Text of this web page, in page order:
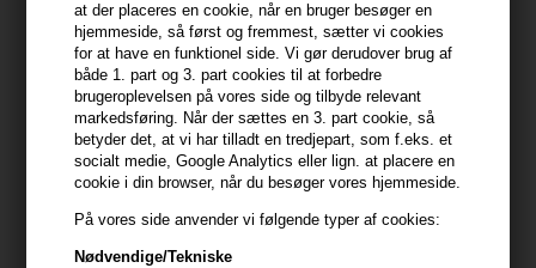
at der placeres en cookie, når en bruger besøger en
hjemmeside, så først og fremmest, sætter vi cookies
for at have en funktionel side. Vi gør derudover brug af
både 1. part og 3. part cookies til at forbedre
brugeroplevelsen på vores side og tilbyde relevant
markedsføring. Når der sættes en 3. part cookie, så
betyder det, at vi har tilladt en tredjepart, som f.eks. et
socialt medie, Google Analytics eller lign. at placere en
cookie i din browser, når du besøger vores hjemmeside.
På vores side anvender vi følgende typer af cookies:
Nødvendige/Tekniske
P2 er dermatologisk testet har en ren, umiddelbar og
blomsteragtig duft. Den er blød og samtidig intens. Ærlig P2 har
noter af lychee og jasmin og af patchouli, vetiver og vanilje.
Brug Ærlig P02 EdT sådan
Spray parfumen der hvor du ønsker.
Ingredienser
90% økologisk alkohol, parfume